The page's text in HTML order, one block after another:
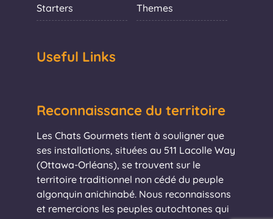
Starters Themes
Useful Links
Reconnaissance du territoire
Les Chats Gourmets tient à souligner que
ses installations, situées au 511 Lacolle Way
(Ottawa-Orléans), se trouvent sur le
territoire traditionnel non cédé du peuple
algonquin anichinabé. Nous reconnaissons
et remercions les peuples autochtones qui